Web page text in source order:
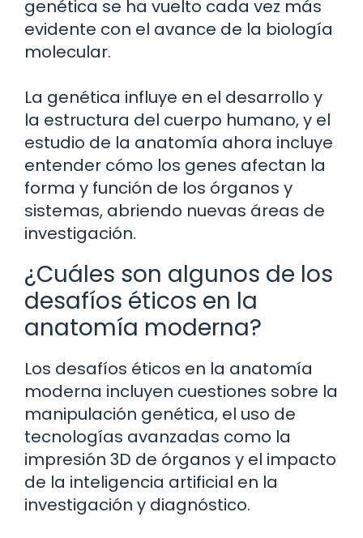
genética se ha vuelto cada vez más
evidente con el avance de la biología
molecular.
La genética influye en el desarrollo y
la estructura del cuerpo humano, y el
estudio de la anatomía ahora incluye
entender cómo los genes afectan la
forma y función de los órganos y
sistemas, abriendo nuevas áreas de
investigación.
¿Cuáles son algunos de los
desafíos éticos en la
anatomía moderna?
Los desafíos éticos en la anatomía
moderna incluyen cuestiones sobre la
manipulación genética, el uso de
tecnologías avanzadas como la
impresión 3D de órganos y el impacto
de la inteligencia artificial en la
investigación y diagnóstico.